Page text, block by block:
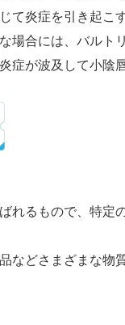
て炎症を引き起こ
場合には、バルト
症が波及して小陰
れるもので、特定
などさまざまな物